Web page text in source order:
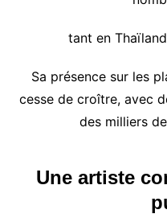
tant en
Sa présence sur les
cesse de croître, avec
des milliers
Une artiste